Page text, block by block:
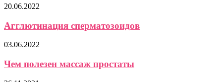
20.06.2022
Агглютинация сперматозоидов
03.06.2022
Чем полезен массаж простаты